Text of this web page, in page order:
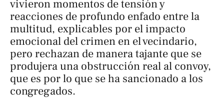
vivieron momentos de tensión y
reacciones de profundo enfado entre la
multitud, explicables por el impacto
emocional del crimen en el vecindario,
pero rechazan de manera tajante que se
produjera una obstrucción real al convoy,
que es por lo que se ha sancionado a los
congregados.